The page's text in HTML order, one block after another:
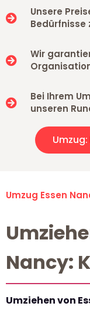
Unsere
Wir
Bei Ihrem
unseren
Umzug:
Umzug Essen
Nancy:
Umziehen von